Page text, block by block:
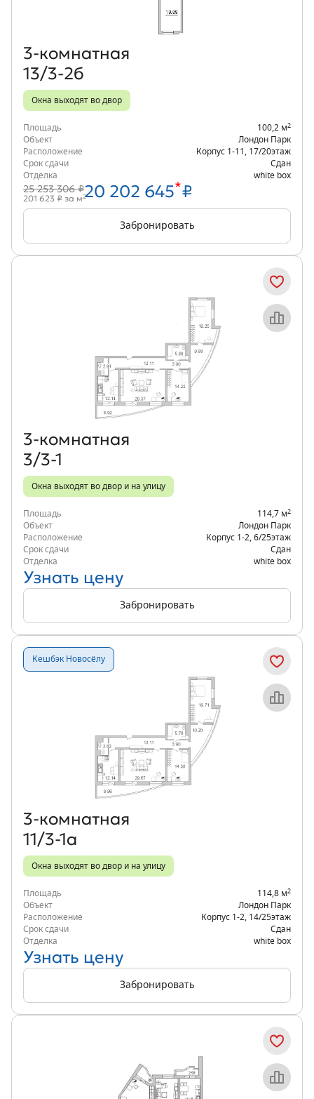
3‑комнатная
13/3-2б
Окна выходят во двор
Площадь 100,2 м2
Объект
Лондон Парк
Расположение
Корпус 1-11 17/20этаж
Срок сдачи
Сдан
Отделка
white box
25 253 306 ₽20 202 645*₽
201 623 ₽ за м2
Забронировать
Объект месяца
3‑комнатная
3/3-1
Окна выходят во двор и на улицу
Площадь 114,7 м2
Объект
Лондон Парк
Расположение
Корпус 1-2 6/25этаж
Срок сдачи
Сдан
Отделка
white box
Узнать цену
Забронировать
Кешбэк Новосёлу
Объект месяца
3‑комнатная
11/3-1а
Окна выходят во двор и на улицу
Площадь 114,8 м2
Объект
Лондон Парк
Расположение
Корпус 1-2 14/25этаж
Срок сдачи
Сдан
Отделка
white box
Узнать цену
Забронировать